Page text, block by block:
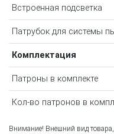
Встроенная подсветка
Патрубок для системы
Комплектация
Патроны в комплекте
Кол-во патронов в
Внимание! Внешний вид